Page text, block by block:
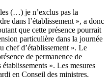
(…) je n’exclus pas la
dans l’établissement », a donc
que cette présence pourrait
particulière dans la journée
chef d’établissement ». Le
de permanence de
». Les mesures
en Conseil des ministres.